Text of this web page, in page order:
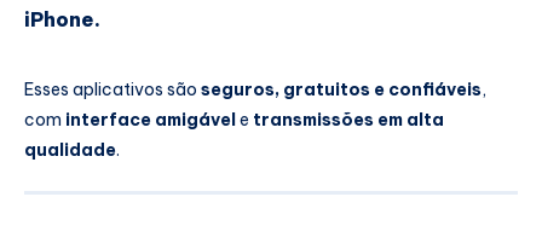
iPhone.
Esses aplicativos são seguros, gratuitos e confiáveis,
com interface amigável e transmissões em alta
qualidade.